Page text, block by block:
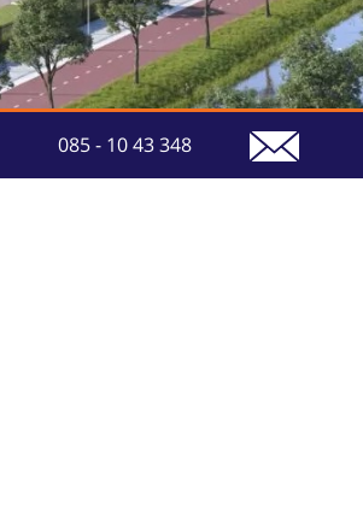
085 - 10 43 348